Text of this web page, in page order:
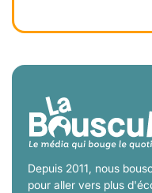
Depuis 2011, nous
pour aller vers plus